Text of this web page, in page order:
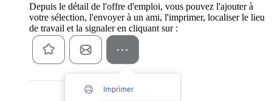
Depuis le détail de l'offre d'emploi, vous pouvez l'ajouter à
votre sélection, l'envoyer à un ami, l'imprimer, localiser le lieu
de travail et la signaler en cliquant sur :